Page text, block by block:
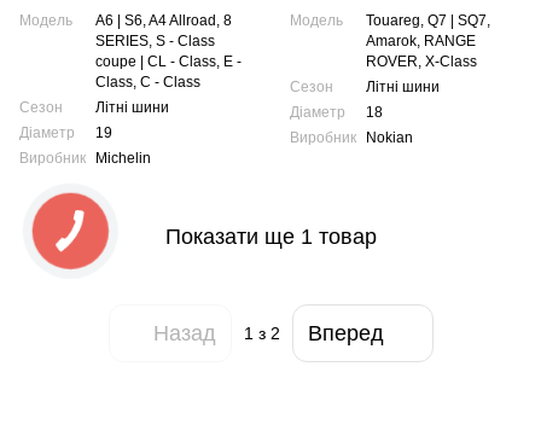
Модель
A6 | S6, A4 Allroad, 8
SERIES, S - Class
coupe | CL - Class, E -
Class, C - Class
Сезон
Літні шини
Діаметр
19
Виробник
Michelin
Модель
Touareg, Q7 | SQ7,
Amarok, RANGE
ROVER, X-Class
Сезон
Літні шини
Діаметр
18
Виробник
​​​​​​​Nokian
Показати ще 1 товар
Назад 1 з 2 Вперед